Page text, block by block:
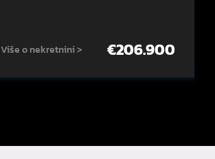
Više o nekretnini > €206.900